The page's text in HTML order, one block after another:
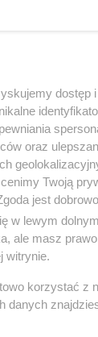
dostęp
oraz
Twoją
jest
w lewym
ale masz
witrynie.
korzystać z
danych